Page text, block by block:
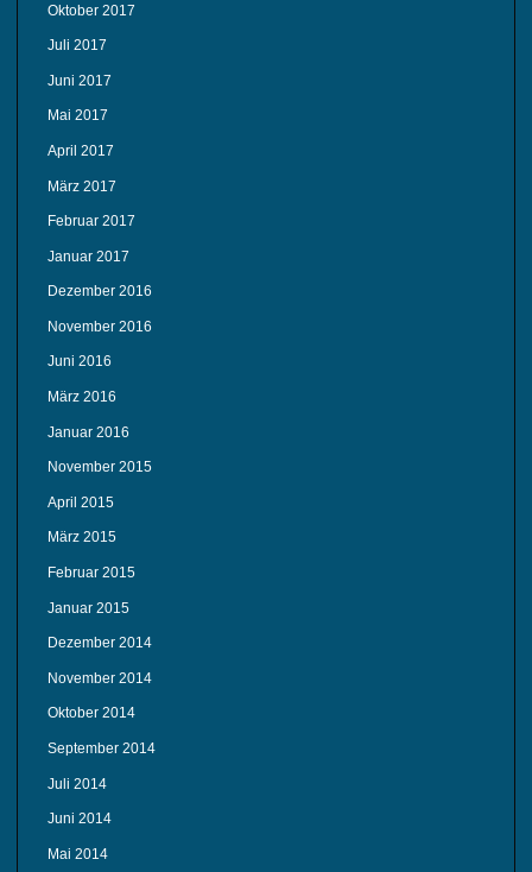
Oktober 2017
Juli 2017
Juni 2017
Mai 2017
April 2017
März 2017
Februar 2017
Januar 2017
Dezember 2016
November 2016
Juni 2016
März 2016
Januar 2016
November 2015
April 2015
März 2015
Februar 2015
Januar 2015
Dezember 2014
November 2014
Oktober 2014
September 2014
Juli 2014
Juni 2014
Mai 2014